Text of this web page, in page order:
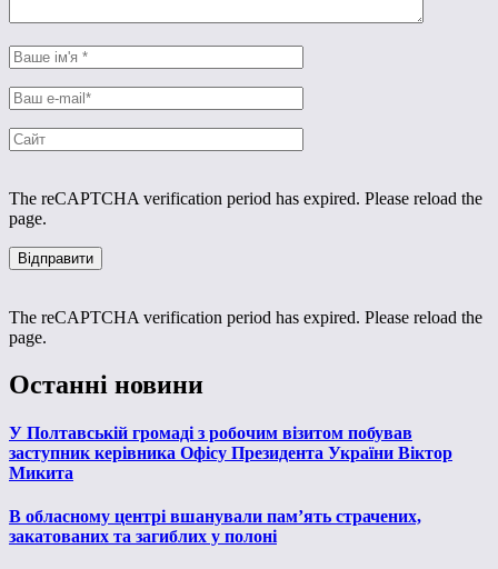
The reCAPTCHA verification period has expired. Please reload the
page.
The reCAPTCHA verification period has expired. Please reload the
page.
Останні новини
У Полтавській громаді з робочим візитом побував
заступник керівника Офісу Президента України Віктор
Микита
В обласному центрі вшанували пам’ять страчених,
закатованих та загиблих у полоні